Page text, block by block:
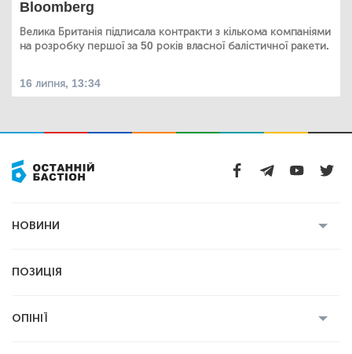
Bloomberg
Велика Британія підписала контракти з кількома компаніями
на розробку першої за 50 років власної балістичної ракети.
16 липня, 13:34
НОВИНИ
Економіка
ПОЗИЦІЯ
ОПІНІЇ